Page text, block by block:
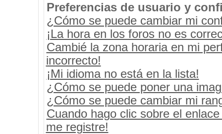
Preferencias de usuario y
¿Cómo se puede cambiar mi
¡La hora en los foros no es
Cambié la zona horaria en mi
incorrecto!
¡Mi idioma no está en la lista!
¿Cómo se puede poner una
¿Cómo se puede cambiar mi
Cuando hago clic sobre el
me registre!